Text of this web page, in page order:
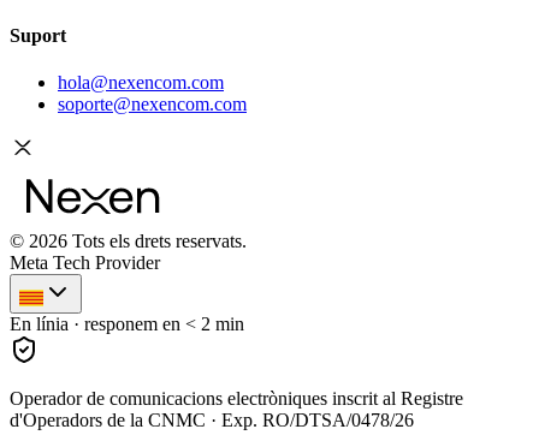
Suport
hola@nexencom.com
soporte@nexencom.com
© 2026 Tots els drets reservats.
Meta Tech Provider
En línia · responem en < 2 min
Operador de comunicacions electròniques inscrit al Registre
d'Operadors de la CNMC · Exp. RO/DTSA/0478/26